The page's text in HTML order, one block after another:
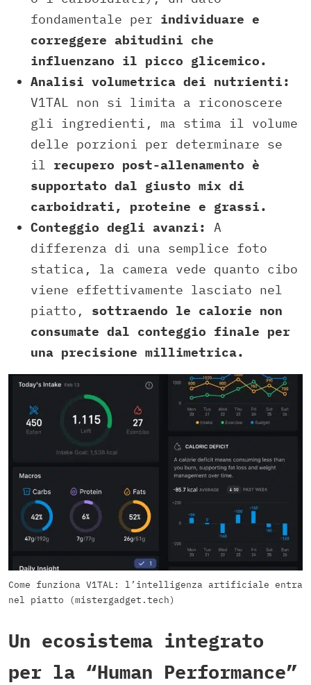
fondamentale per individuare e
correggere abitudini che
influenzano il picco glicemico.
Analisi volumetrica dei nutrienti:
V1TAL non si limita a riconoscere
gli ingredienti, ma stima il volume
delle porzioni per determinare se
il recupero post-allenamento è
supportato dal giusto mix di
carboidrati, proteine e grassi.
Conteggio degli avanzi:
A
differenza di una semplice foto
statica, la camera vede quanto cibo
viene effettivamente lasciato nel
piatto, sottraendo le calorie non
consumate dal conteggio finale per
una precisione millimetrica.
Come funziona V1TAL: l’intelligenza artificiale entra
nel piatto (mistergadget.tech)
Un ecosistema integrato
per la “Human Performance”